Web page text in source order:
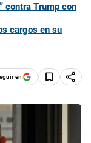
contra Trump con
cargos en su
en